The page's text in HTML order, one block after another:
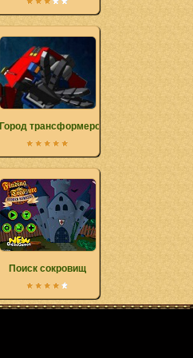
Город трансформеров
Поиск сокровищ